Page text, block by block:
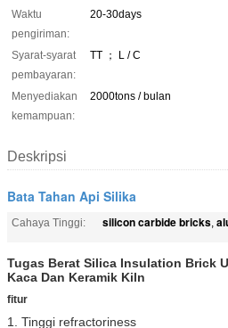
Waktu
pengiriman:
20-30days
Syarat-syarat
pembayaran:
TT ； L / C
Menyediakan
kemampuan:
2000tons / bulan
Deskripsi
Bata Tahan Api Silika
Cahaya Tinggi: silicon carbide bricks,
Tugas Berat Silica Insulation Brick
Kaca Dan Keramik Kiln
fitur
1. Tinggi refractoriness